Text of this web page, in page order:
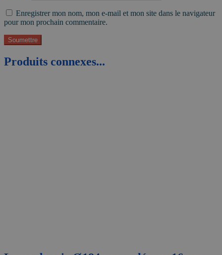
Enregistrer mon nom, mon e-mail et mon site dans le navigateur
pour mon prochain commentaire.
Produits connexes...